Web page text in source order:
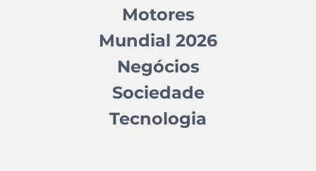
Motores
Mundial 2026
Negócios
Sociedade
Tecnologia